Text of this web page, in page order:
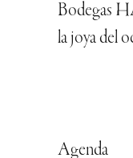
Bodegas
la joya del
Agenda